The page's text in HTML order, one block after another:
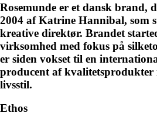
Rosemunde er et dansk brand,
2004 af Katrine Hannibal, som
kreative direktør. Brandet
virksomhed med fokus på
er siden vokset til en
producent af kvalitetsprodukter
livsstil.
Ethos